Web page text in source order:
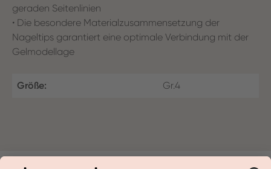
geraden Seitenlinien
• Die besondere Materialzusammensetzung der
Nageltips garantiert eine optimale Verbindung mit der
Gelmodellage
Größe: Gr.4